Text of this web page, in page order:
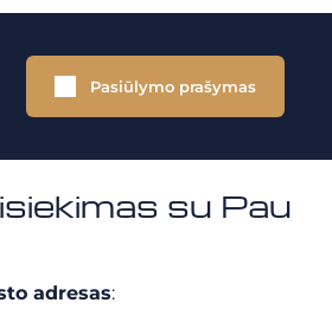
Pasiūlymo prašymas
su Pau
adresas: